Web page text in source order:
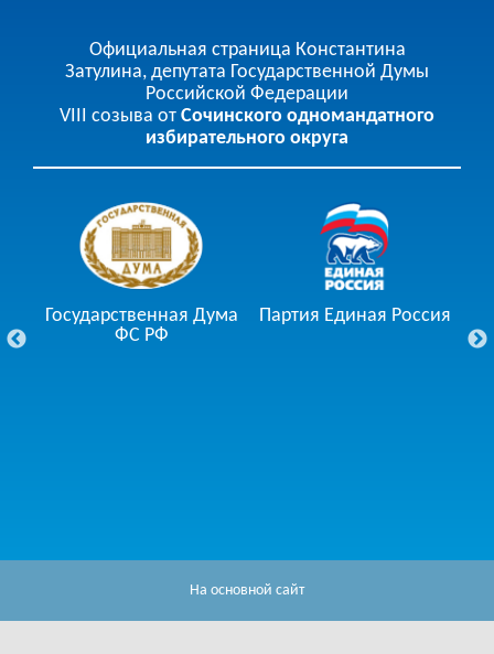
На основной сайт
Официальная страница Константина
Затулина, депутата Государственной Думы
Российской Федерации
VIII созыва от Сочинского одномандатного
избирательного округа
Государственная Дума
ФС РФ
Партия Единая Россия